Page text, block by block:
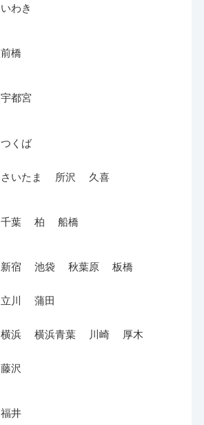
いわき
前橋
宇都宮
つくば
さいたま 所沢 久喜
千葉 柏 船橋
新宿 池袋 秋葉原 板橋
立川 蒲田
横浜 横浜青葉 川崎 厚木
藤沢
福井